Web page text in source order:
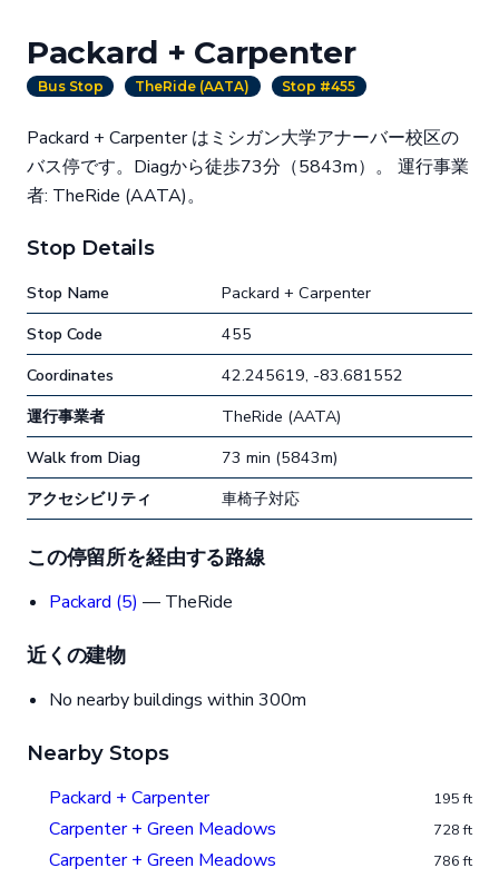
Packard + Carpenter
Bus Stop TheRide (AATA) Stop #455
Packard + Carpenter はミシガン大学アナーバー校区の
バス停です。Diagから徒歩73分（5843m）。 運行事業
者: TheRide (AATA)。
Stop Details
Stop Name
Packard + Carpenter
Stop Code
455
Coordinates
42.245619, -83.681552
運行事業者
TheRide (AATA)
Walk from Diag
73 min (5843m)
アクセシビリティ
車椅子対応
この停留所を経由する路線
Packard (5) — TheRide
近くの建物
No nearby buildings within 300m
Nearby Stops
Packard + Carpenter 195 ft
Carpenter + Green Meadows 728 ft
Carpenter + Green Meadows 786 ft